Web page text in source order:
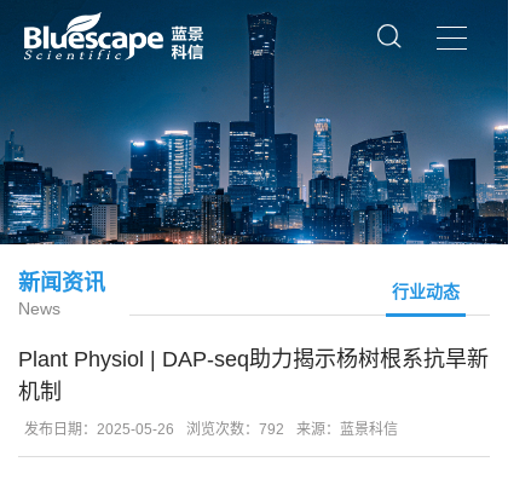
新闻资讯
News
行业动态
Plant Physiol | DAP-seq助力揭示杨树根系抗旱新
机制
发布日期：2025-05-26 浏览次数：792 来源：蓝景科信